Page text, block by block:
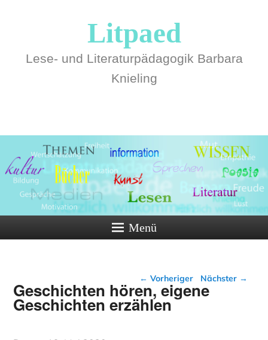
Litpaed
Lese- und Literaturpädagogik Barbara
Knieling
Menü
Beitragsnavigation
← Vorheriger Nächster →
Geschichten hören, eigene
Geschichten erzählen